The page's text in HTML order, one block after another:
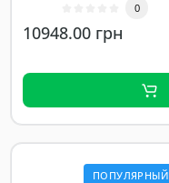
0
10948.00 грн
ПОПУЛЯРНЫЙ